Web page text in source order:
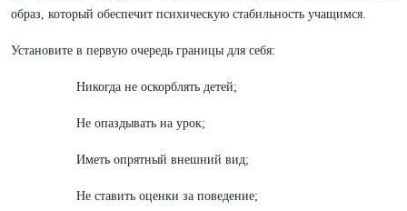
образ, который обеспечит психическую стабильность учащимся.
Установите в первую очередь границы для себя:
Никогда не оскорблять детей;
Не опаздывать на урок;
Иметь опрятный внешний вид;
Не ставить оценки за поведение;